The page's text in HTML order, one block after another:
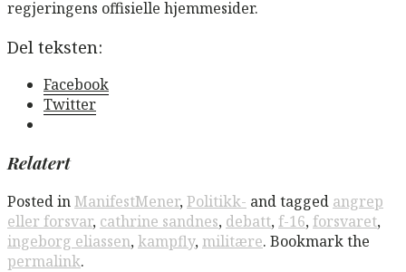
regjeringens offisielle hjemmesider.
Del teksten:
Facebook
Twitter
Relatert
Posted inManifestMener,Politikk- and tagged angrep
eller forsvar, cathrine sandnes, debatt,f-16,forsvaret,
ingeborg eliassen,kampfly,militære. Bookmark the
permalink.